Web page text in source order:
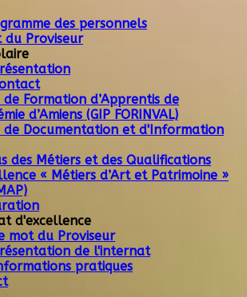
des personnels
du Proviseur
de Formation d’Apprentis de
d’Amiens (GIP FORINVAL)
de Documentation et d'Information
des Métiers et des Qualifications
« Métiers d’Art et Patrimoine »
d'excellence
mot du Proviseur
de l'internat
pratiques